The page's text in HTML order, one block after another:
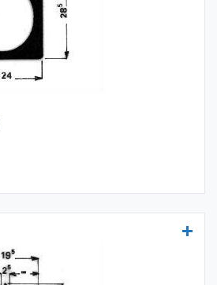
- Art 3996